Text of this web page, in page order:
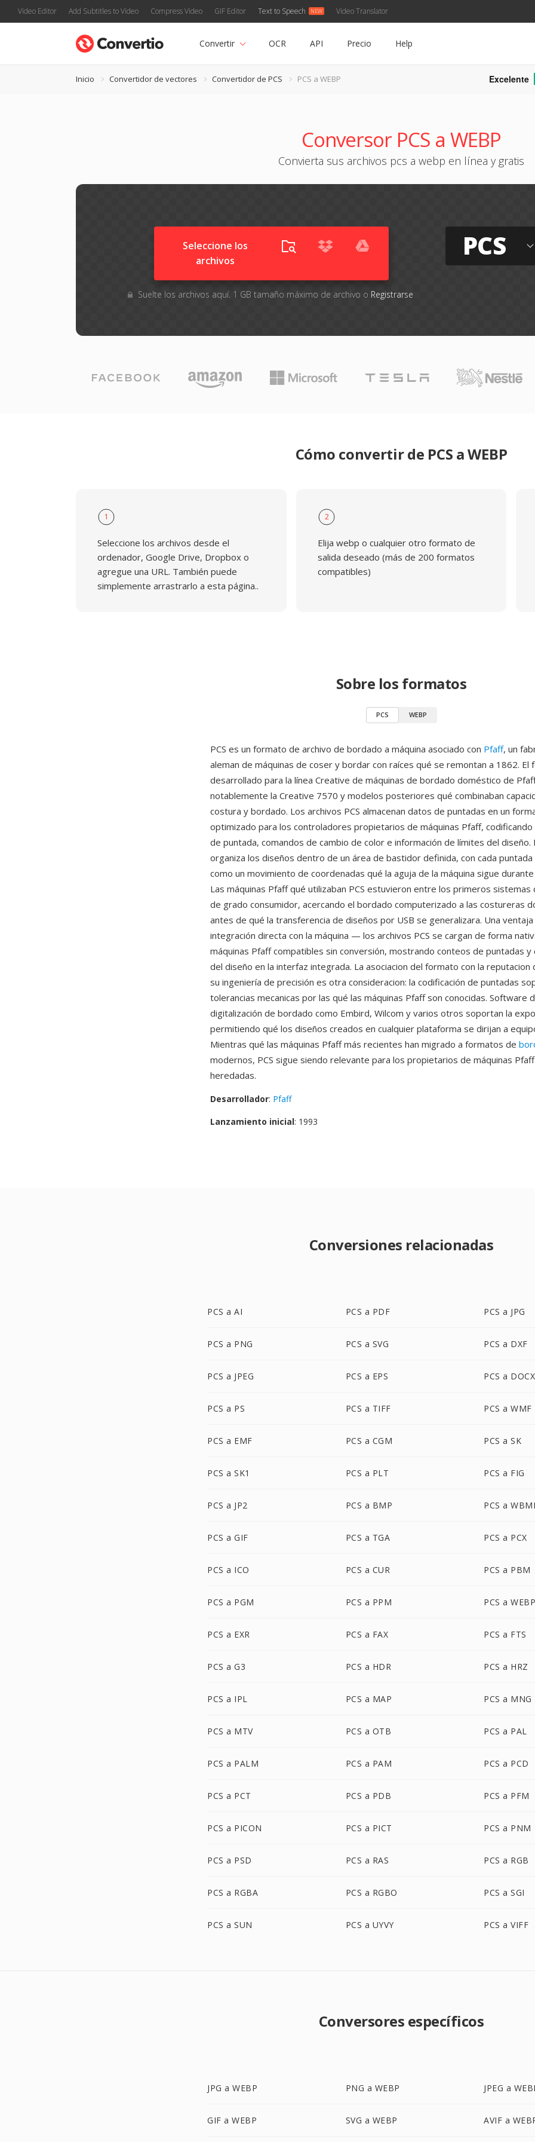
Video Editor Add Subtitles to Video Compress Video GIF Editor Text to Speech Video Translator
Convertir OCR API Precio Help
Inicio Convertidor de vectores Convertidor de PCS PCS a WEBP Excelente
Conversor PCS a WEBP
Convierta sus archivos pcs a webp en línea y gratis
Seleccione los
archivos
Suelte los archivos aquí. 1 GB tamaño máximo de archivo o Registrarse
PCS
Cómo convertir de PCS a WEBP
1
Seleccione los archivos desde el
ordenador, Google Drive, Dropbox o
agregue una URL. También puede
simplemente arrastrarlo a esta página..
2
Elija webp o cualquier otro formato de
salida deseado (más de 200 formatos
compatibles)
Sobre los formatos
PCS WEBP
PCS es un formato de archivo de bordado a máquina asociado con Pfaff, un
aleman de máquinas de coser y bordar con raíces qué se remontan a 1862. El
desarrollado para la línea Creative de máquinas de bordado doméstico de
notablemente la Creative 7570 y modelos posteriores qué combinaban
costura y bordado. Los archivos PCS almacenan datos de puntadas en un
optimizado para los controladores propietarios de máquinas Pfaff,
de puntada, comandos de cambio de color e información de límites del diseño.
organiza los diseños dentro de un área de bastidor definida, con cada
como un movimiento de coordenadas qué la aguja de la máquina sigue
Las máquinas Pfaff qué utilizaban PCS estuvieron entre los primeros
de grado consumidor, acercando el bordado computerizado a las costureras
antes de qué la transferencia de diseños por USB se generalizara. Una
integración directa con la máquina — los archivos PCS se cargan de forma
máquinas Pfaff compatibles sin conversión, mostrando conteos de puntadas y
del diseño en la interfaz integrada. La asociacion del formato con la reputacion
su ingeniería de precisión es otra consideracion: la codificación de puntadas
tolerancias mecanicas por las qué las máquinas Pfaff son conocidas. Software
digitalización de bordado como Embird, Wilcom y varios otros soportan la
permitiendo qué los diseños creados en cualquier plataforma se dirijan a
Mientras qué las máquinas Pfaff más recientes han migrado a formatos de
modernos, PCS sigue siendo relevante para los propietarios de máquinas
heredadas.
Desarrollador: Pfaff
Lanzamiento inicial: 1993
Conversiones relacionadas
PCS a AI PCS a PDF PCS a JPG
PCS a PNG PCS a SVG PCS a DXF
PCS a JPEG PCS a EPS PCS a DOCX
PCS a PS PCS a TIFF PCS a WMF
PCS a EMF PCS a CGM PCS a SK
PCS a SK1 PCS a PLT PCS a FIG
PCS a JP2 PCS a BMP PCS a
PCS a GIF PCS a TGA PCS a PCX
PCS a ICO PCS a CUR PCS a PBM
PCS a PGM PCS a PPM PCS a
PCS a EXR PCS a FAX PCS a FTS
PCS a G3 PCS a HDR PCS a HRZ
PCS a IPL PCS a MAP PCS a MNG
PCS a MTV PCS a OTB PCS a PAL
PCS a PALM PCS a PAM PCS a PCD
PCS a PCT PCS a PDB PCS a PFM
PCS a PICON PCS a PICT PCS a PNM
PCS a PSD PCS a RAS PCS a RGB
PCS a RGBA PCS a RGBO PCS a SGI
PCS a SUN PCS a UYVY PCS a VIFF
Conversores específicos
JPG a WEBP PNG a WEBP JPEG a
GIF a WEBP SVG a WEBP AVIF a